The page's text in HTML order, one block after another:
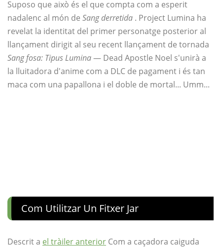
Suposo que això és el que compta com a esperit
nadalenc al món de Sang derretida . Project Lumina ha
revelat la identitat del primer personatge posterior al
llançament dirigit al seu recent llançament de tornada
Sang fosa: Tipus Lumina— Dead Apostle Noel s'unirà a
la lluitadora d'anime com a DLC de pagament i és tan
maca com una papallona i el doble de mortal... Umm...
Com Utilitzar Un Fitxer Jar
Descrit a el tràiler anterior Com a caçadora caiguda